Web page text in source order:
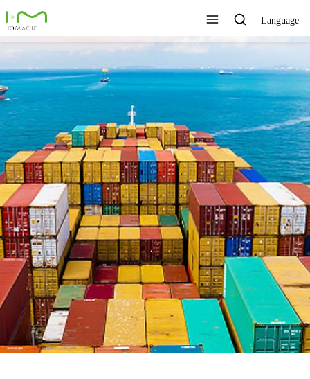
Language
TECNOLOGÍA ÚNICA,
EXCELENTE CALIDAD,
SERVICIO RÁPIDO
Ver todos los productos